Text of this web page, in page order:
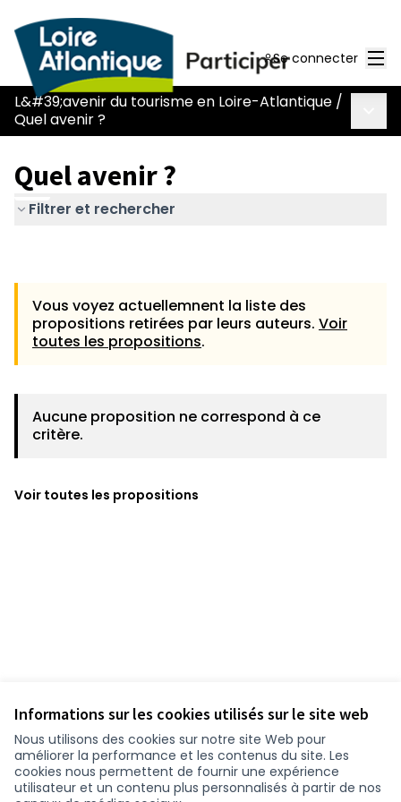
Informations sur les cookies utilisés sur le site web
Nous utilisons des cookies sur notre site Web pour
améliorer la performance et les contenus du site. Les
cookies nous permettent de fournir une expérience
utilisateur et un contenu plus personnalisés à partir de nos
Se connecter
L&#39;avenir du tourisme en Loire-Atlantique /
Quel avenir ?
Quel avenir ?
Filtrer et rechercher
Vous voyez actuellemnent la liste des
propositions retirées par leurs auteurs. Voir
toutes les propositions.
Aucune proposition ne correspond à ce
critère.
Voir toutes les propositions